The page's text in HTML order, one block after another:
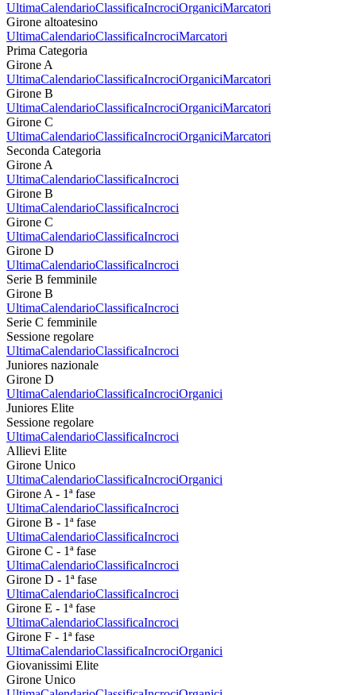
UltimaCalendarioClassificaIncrociOrganiciMarcatori
Girone altoatesino
UltimaCalendarioClassificaIncrociMarcatori
Prima Categoria
Girone A
UltimaCalendarioClassificaIncrociOrganiciMarcatori
Girone B
UltimaCalendarioClassificaIncrociOrganiciMarcatori
Girone C
UltimaCalendarioClassificaIncrociOrganiciMarcatori
Seconda Categoria
Girone A
UltimaCalendarioClassificaIncroci
Girone B
UltimaCalendarioClassificaIncroci
Girone C
UltimaCalendarioClassificaIncroci
Girone D
UltimaCalendarioClassificaIncroci
Serie B femminile
Girone B
UltimaCalendarioClassificaIncroci
Serie C femminile
Sessione regolare
UltimaCalendarioClassificaIncroci
Juniores nazionale
Girone D
UltimaCalendarioClassificaIncrociOrganici
Juniores Elite
Sessione regolare
UltimaCalendarioClassificaIncroci
Allievi Elite
Girone Unico
UltimaCalendarioClassificaIncrociOrganici
Girone A - 1ª fase
UltimaCalendarioClassificaIncroci
Girone B - 1ª fase
UltimaCalendarioClassificaIncroci
Girone C - 1ª fase
UltimaCalendarioClassificaIncroci
Girone D - 1ª fase
UltimaCalendarioClassificaIncroci
Girone E - 1ª fase
UltimaCalendarioClassificaIncroci
Girone F - 1ª fase
UltimaCalendarioClassificaIncrociOrganici
Giovanissimi Elite
Girone Unico